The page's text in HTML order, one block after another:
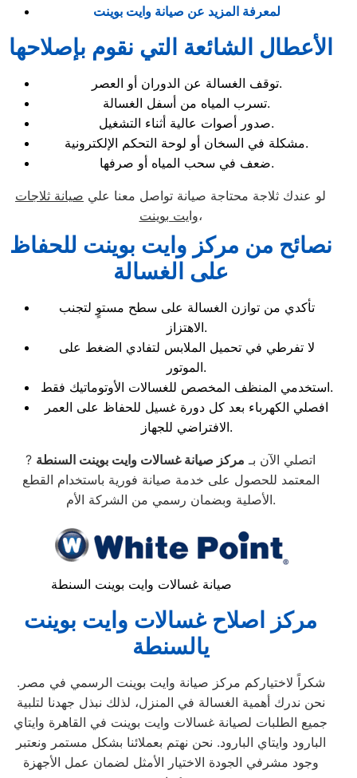
لمعرفة المزيد عن صيانة وايت بوينت
الأعطال الشائعة التي نقوم بإصلاحها
توقف الغسالة عن الدوران أو العصر.
تسرب المياه من أسفل الغسالة.
صدور أصوات عالية أثناء التشغيل.
مشكلة في السخان أو لوحة التحكم الإلكترونية.
ضعف في سحب المياه أو صرفها.
لو عندك ثلاجة محتاجة صيانة تواصل معنا علي صيانة ثلاجات
وايت بوينت،
نصائح من مركز وايت بوينت للحفاظ
على الغسالة
تأكدي من توازن الغسالة على سطح مستوٍ لتجنب
الاهتزاز.
لا تفرطي في تحميل الملابس لتفادي الضغط على
الموتور.
استخدمي المنظف المخصص للغسالات الأوتوماتيك فقط.
افصلي الكهرباء بعد كل دورة غسيل للحفاظ على العمر
الافتراضي للجهاز.
? اتصلي الآن بـ مركز صيانة غسالات وايت بوينت السنطة
المعتمد للحصول على خدمة صيانة فورية باستخدام القطع
الأصلية وبضمان رسمي من الشركة الأم.
صيانة غسالات وايت بوينت السنطة
مركز اصلاح غسالات وايت بوينت
يالسنطة
شكراً لاختياركم مركز صيانة وايت بوينت الرسمي في مصر.
نحن ندرك أهمية الغسالة في المنزل، لذلك نبذل جهدنا لتلبية
جميع الطلبات لصيانة غسالات وايت بوينت في القاهرة وايتاي
البارود وايتاي البارود. نحن نهتم بعملائنا بشكل مستمر ونعتبر
وجود مشرفي الجودة الاختيار الأمثل لضمان عمل الأجهزة